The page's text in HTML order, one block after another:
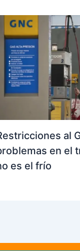
al
en el
es el frío